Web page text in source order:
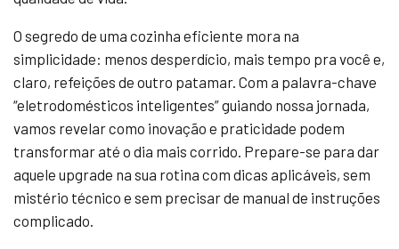
O segredo de uma cozinha eficiente mora na
simplicidade: menos desperdício, mais tempo pra você e,
claro, refeições de outro patamar. Com a palavra-chave
“eletrodomésticos inteligentes” guiando nossa jornada,
vamos revelar como inovação e praticidade podem
transformar até o dia mais corrido. Prepare-se para dar
aquele upgrade na sua rotina com dicas aplicáveis, sem
mistério técnico e sem precisar de manual de instruções
complicado.